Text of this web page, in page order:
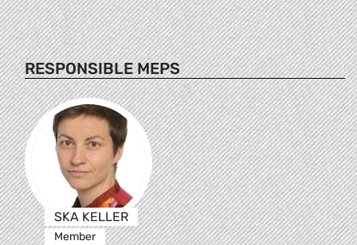
RESPONSIBLE MEPS
SKA KELLER
Member